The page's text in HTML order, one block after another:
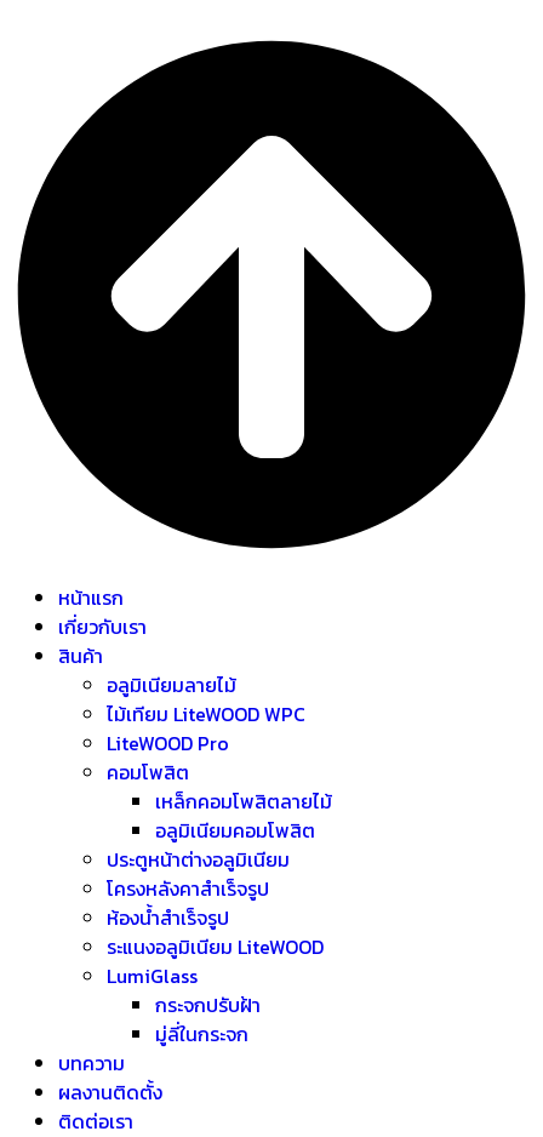
หน้าแรก
เกี่ยวกับเรา
สินค้า
อลูมิเนียมลายไม้
ไม้เทียม LiteWOOD WPC
LiteWOOD Pro
คอมโพสิต
เหล็กคอมโพสิตลายไม้
อลูมิเนียมคอมโพสิต
ประตูหน้าต่างอลูมิเนียม
โครงหลังคาสำเร็จรูป
ห้องน้ำสำเร็จรูป
ระแนงอลูมิเนียม LiteWOOD
LumiGlass
กระจกปรับฝ้า
มู่ลี่ในกระจก
บทความ
ผลงานติดตั้ง
ติดต่อเรา